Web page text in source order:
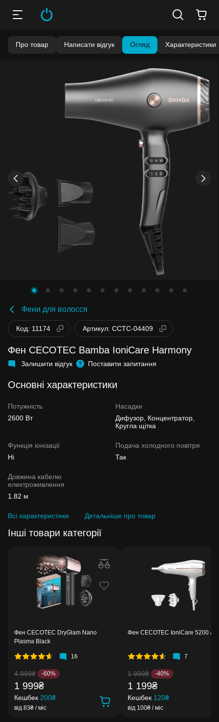
Про товар Написати відгук Огляд Характеристики
‹ ›
Фени для волосся
Код: 11174 Артикул: CCTC-04409
Фен CECOTEC Bamba IoniCare Harmony
Залишити відгук Поставити запитання
Основні характеристики
Потужність
2600 Вт
Насадки
Дифузор, Концентратор,
Кругла щітка
Функція іонізації
Ні
Подача холодного повітря
Так
Довжина кабелю
електроживлення
1.82 м
Всі характеристики Детальніше про товар
Інші товари категорії
Фен CECOTEC DryGlam Nano
Plasma Black
16
4 999₴ -60%
1 999₴
Кешбек 200₴
від 83₴ / міс
Фен CECOTEC IoniCare 5200
7
1 999₴ -40%
1 199₴
Кешбек 120₴
від 100₴ / міс